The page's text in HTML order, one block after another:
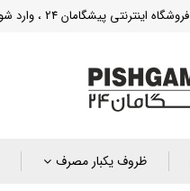
فروشگاه اینترنتی پیشگامان 24 ، وارد شوید
ظروف یکبار مصرف